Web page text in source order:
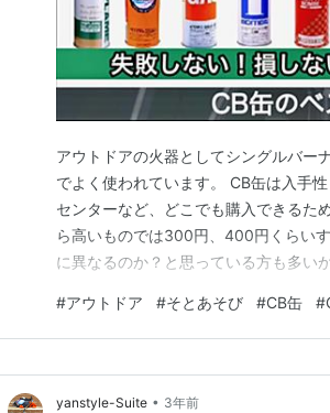
アウトドアの火器としてシングルバー
でよく使われています。 CB缶は入手
センターなど、どこでも購入できるた
ら高いものでは300円、400円くらい
に異なるのか？と思っている方も多い
ハウ超解説】あなたの最適はどれ？
ソビ【CAMP超…
#アウトドア #そとあそび #CB缶 #
yanstyle-Suite • 3年前